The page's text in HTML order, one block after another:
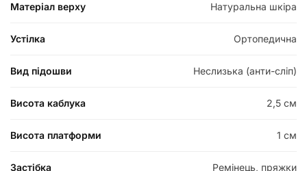
Матеріал верху Натуральна шкіра
Устілка Ортопедична
Вид підошви Неслизька (анти-сліп)
Висота каблука 2,5 см
Висота платформи 1 см
Застібка Ремінець, пряжки